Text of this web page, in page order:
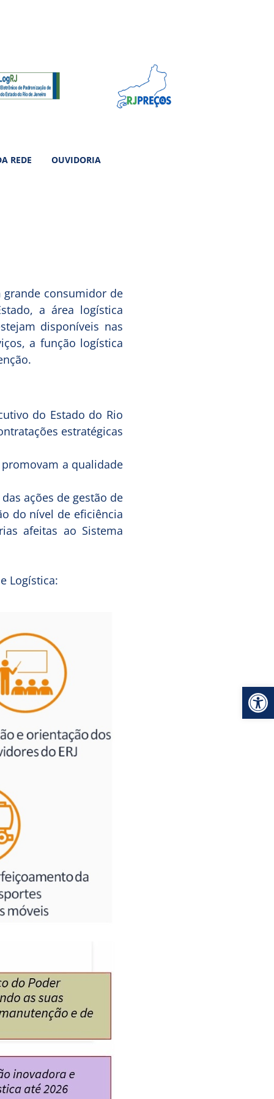
REDE OUVIDORIA
consumidor de
a área logística
disponíveis nas
a função logística
do Estado do Rio
estratégicas
a qualidade
ações de gestão de
do nível de eficiência
afeitas ao Sistema
Logística: